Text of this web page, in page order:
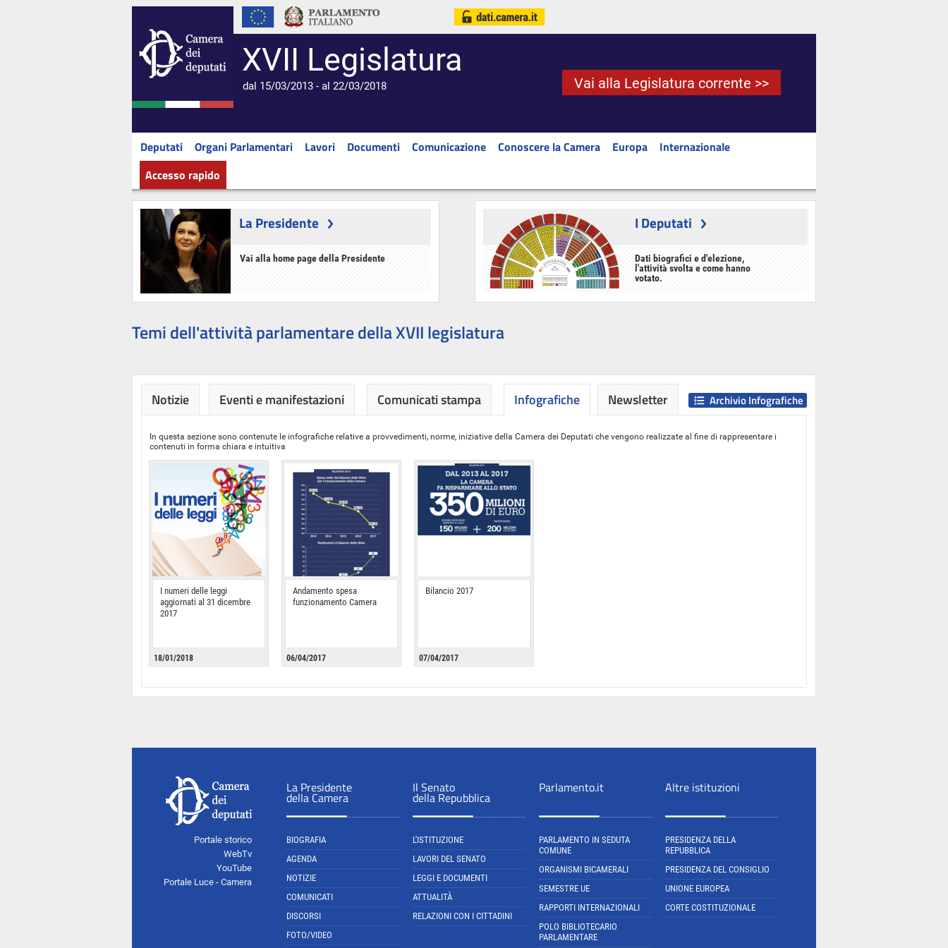
XVII Legislatura
dal 15/03/2013 - al 22/03/2018 Vai alla Legislatura corrente >>
Deputati Organi Parlamentari Lavori Documenti Comunicazione Conoscere la Camera Europa
Internazionale
Accesso rapido
La Presidente
Vai alla home page della Presidente
I Deputati
Dati biografici e d'elezione,
l'attività svolta e come hanno
votato.
Temi dell'attività parlamentare della XVII legislatura
Notizie Eventi e manifestazioni Comunicati stampa Infografiche
In questa sezione sono contenute le infografiche relative a provvedimenti, norme, iniziative della Camera dei Deputati che vengono realizzate al fine di rappresentare i
contenuti in forma chiara e intuitiva
I numeri delle leggi
aggiornati al 31 dicembre
2017
18/01/2018
Andamento spesa
funzionamento Camera
06/04/2017
Bilancio 2017
07/04/2017
Archivio Infografiche
Newsletter
Portale storico
WebTv
YouTube
Portale Luce - Camera
La Presidente
della Camera
BIOGRAFIA
AGENDA
NOTIZIE
COMUNICATI
DISCORSI
FOTO/VIDEO
Il Senato
della Repubblica
L'ISTITUZIONE
LAVORI DEL SENATO
LEGGI E DOCUMENTI
ATTUALITÀ
RELAZIONI CON I CITTADINI
Parlamento.it
PARLAMENTO IN SEDUTA
COMUNE
ORGANISMI BICAMERALI
SEMESTRE UE
RAPPORTI INTERNAZIONALI
POLO BIBLIOTECARIO
PARLAMENTARE
Altre istituzioni
PRESIDENZA DELLA
REPUBBLICA
PRESIDENZA DEL CONSIGLIO
UNIONE EUROPEA
CORTE COSTITUZIONALE